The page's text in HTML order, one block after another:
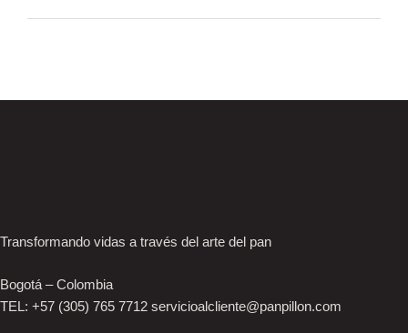
Transformando vidas a través del arte del pan
Bogotá – Colombia
TEL: +57 (305) 765 7712 servicioalcliente@panpillon.com